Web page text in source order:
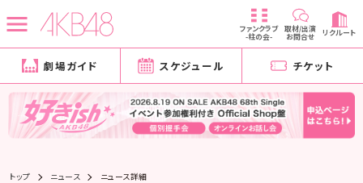
ファンクラブ
-柱の会-
取材/出演
お問合せ リクルート
劇場ガイド スケジュール チケット
トップ ニュース ニュース詳細